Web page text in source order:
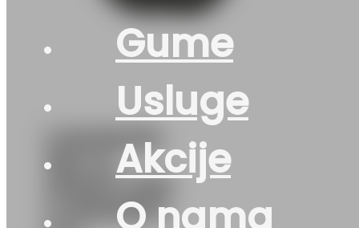
Gume
Usluge
Akcije
G215/60R16
99H XL
5 SEMPERIT